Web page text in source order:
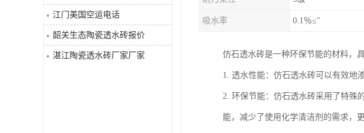
江门美国空运电话
韶关生态陶瓷透水砖报价
湛江陶瓷透水砖厂家厂家
吸水率 0.1％≤"
仿石透水砖是一种环保节能的材料，
1. 透水性能：仿石透水砖可以有效地
2. 环保节能：仿石透水砖采用了特殊
能，减少了使用化学清洁剂的需求，更